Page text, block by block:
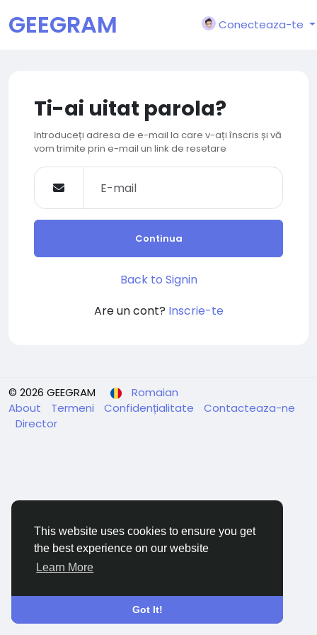
This website uses cookies to ensure you get
the best experience on our website
Learn More
Got It!
GEEGRAM Conecteaza-te
Ti-ai uitat parola?
Introduceți adresa de e-mail la care v-ați înscris și vă
vom trimite prin e-mail un link de resetare
Continua
Back to Signin
Are un cont? Inscrie-te
© 2026 GEEGRAM
Romaian
About
Termeni Confidențialitate
Contacteaza-ne
Director